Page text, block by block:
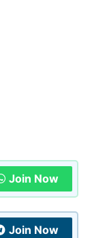
Join Now
Join Now